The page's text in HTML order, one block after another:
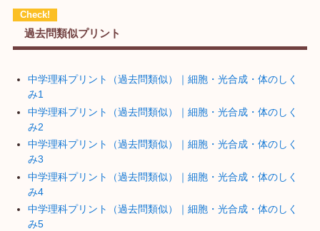
過去問類似プリント
中学理科プリント（過去問類似）｜細胞・光合成・体のしく
み1
中学理科プリント（過去問類似）｜細胞・光合成・体のしく
み2
中学理科プリント（過去問類似）｜細胞・光合成・体のしく
み3
中学理科プリント（過去問類似）｜細胞・光合成・体のしく
み4
中学理科プリント（過去問類似）｜細胞・光合成・体のしく
み5